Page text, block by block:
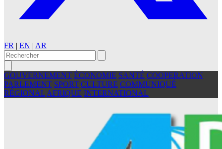
FR | EN | AR
GOUVERNEMENT ÉCONOMIE SANTÉ COOPERATION
PARLEMENT SPORT CULTURE COMMUNIQUÉ
RÉGIONAL AFRIQUE INTERNATIONAL